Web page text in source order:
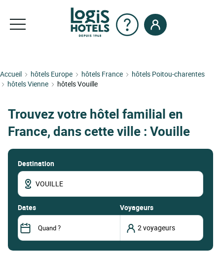
Accueil hôtels Europe hôtels France
hôtels Poitou-charentes
hôtels Vienne
hôtels Vouille
Trouvez votre hôtel familial en
France, dans cette ville : Vouille
Destination
dates Voyageurs